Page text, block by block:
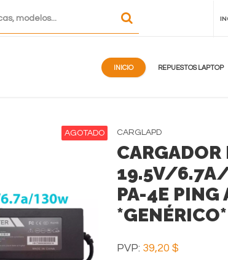
INICIO REPUESTOS LAPTOP
AGOTADO CARGLAPD
CARGADOR
19.5V/
PA-4E PING
*GENÉRICO*
PVP: 39,20 $